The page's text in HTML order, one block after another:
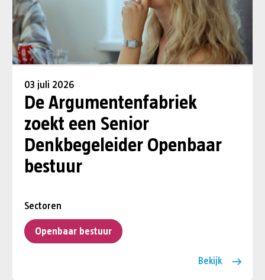
03 juli 2026
De Argumentenfabriek
zoekt een Senior
Denkbegeleider Openbaar
bestuur
Sectoren
Openbaar bestuur
Bekijk